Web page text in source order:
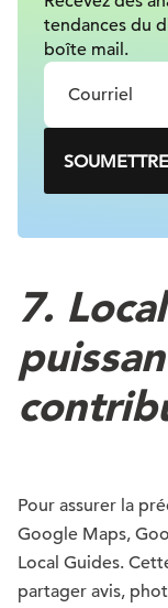
tendances du
boîte mail.
SOUMETTRE
7.
Pour assurer la
Google Maps,
Local Guides.
partager avis,